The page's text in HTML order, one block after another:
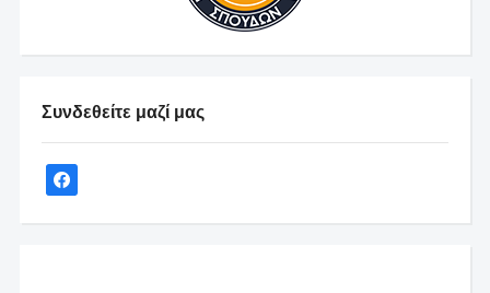
Συνδεθείτε μαζί μας